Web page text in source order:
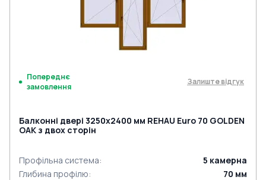
Попереднє
замовлення
Залиште відгук
Балконні двері 3250x2400 мм REHAU Euro 70 GOLDEN
OAK з двох сторін
Профільна система: 5 камерна
Глибина профілю: 70 мм